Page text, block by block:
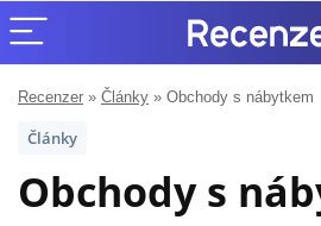
Recenzer » Články » Obchody s nábytkem
Články
Obchody s